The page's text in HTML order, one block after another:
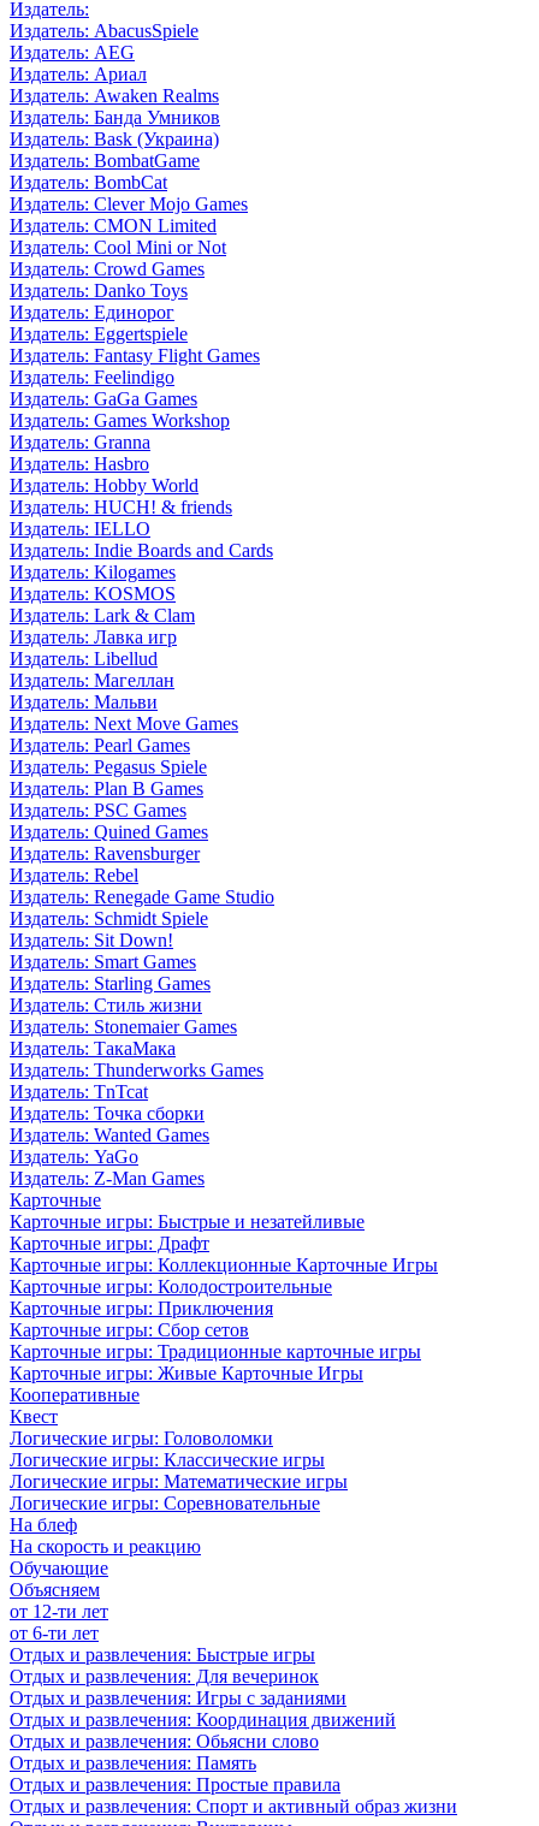
Издатель:
Издатель: AbacusSpiele
Издатель: AEG
Издатель: Ариал
Издатель: Awaken Realms
Издатель: Банда Умников
Издатель: Bask (Украина)
Издатель: BombatGame
Издатель: BombCat
Издатель: Clever Mojo Games
Издатель: CMON Limited
Издатель: Cool Mini or Not
Издатель: Crowd Games
Издатель: Danko Toys
Издатель: Единорог
Издатель: Eggertspiele
Издатель: Fantasy Flight Games
Издатель: Feelindigo
Издатель: GaGa Games
Издатель: Games Workshop
Издатель: Granna
Издатель: Hasbro
Издатель: Hobby World
Издатель: HUCH! & friends
Издатель: IELLO
Издатель: Indie Boards and Cards
Издатель: Kilogames
Издатель: KOSMOS
Издатель: Lark & Clam
Издатель: Лавка игр
Издатель: Libellud
Издатель: Магеллан
Издатель: Мальви
Издатель: Next Move Games
Издатель: Pearl Games
Издатель: Pegasus Spiele
Издатель: Plan B Games
Издатель: PSC Games
Издатель: Quined Games
Издатель: Ravensburger
Издатель: Rebel
Издатель: Renegade Game Studio
Издатель: Schmidt Spiele
Издатель: Sit Down!
Издатель: Smart Games
Издатель: Starling Games
Издатель: Стиль жизни
Издатель: Stonemaier Games
Издатель: ТакаМака
Издатель: Thunderworks Games
Издатель: TnTcat
Издатель: Точка сборки
Издатель: Wanted Games
Издатель: YaGo
Издатель: Z-Man Games
Карточные
Карточные игры: Быстрые и незатейливые
Карточные игры: Драфт
Карточные игры: Коллекционные Карточные Игры
Карточные игры: Колодостроительные
Карточные игры: Приключения
Карточные игры: Сбор сетов
Карточные игры: Традиционные карточные игры
Карточные игры: Живые Карточные Игры
Кооперативные
Квест
Логические игры: Головоломки
Логические игры: Классические игры
Логические игры: Математические игры
Логические игры: Соревновательные
На блеф
На скорость и реакцию
Обучающие
Объясняем
от 12-ти лет
от 6-ти лет
Отдых и развлечения: Быстрые игры
Отдых и развлечения: Для вечеринок
Отдых и развлечения: Игры с заданиями
Отдых и развлечения: Координация движений
Отдых и развлечения: Обьясни слово
Отдых и развлечения: Память
Отдых и развлечения: Простые правила
Отдых и развлечения: Спорт и активный образ жизни